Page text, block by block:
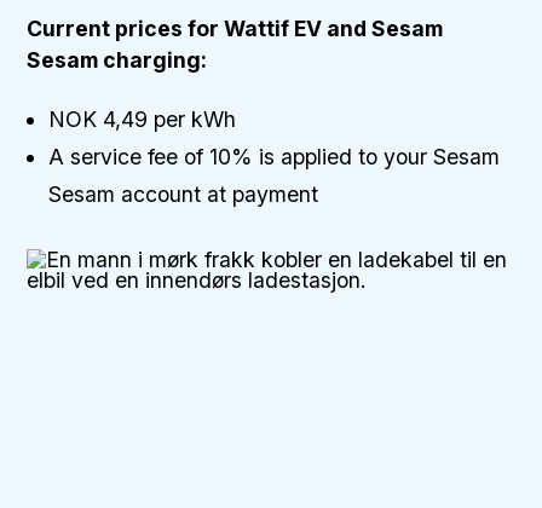
Current prices for Wattif EV and Sesam
Sesam charging:
NOK 4,49 per kWh
A service fee of 10% is applied to your Sesam
Sesam account at payment